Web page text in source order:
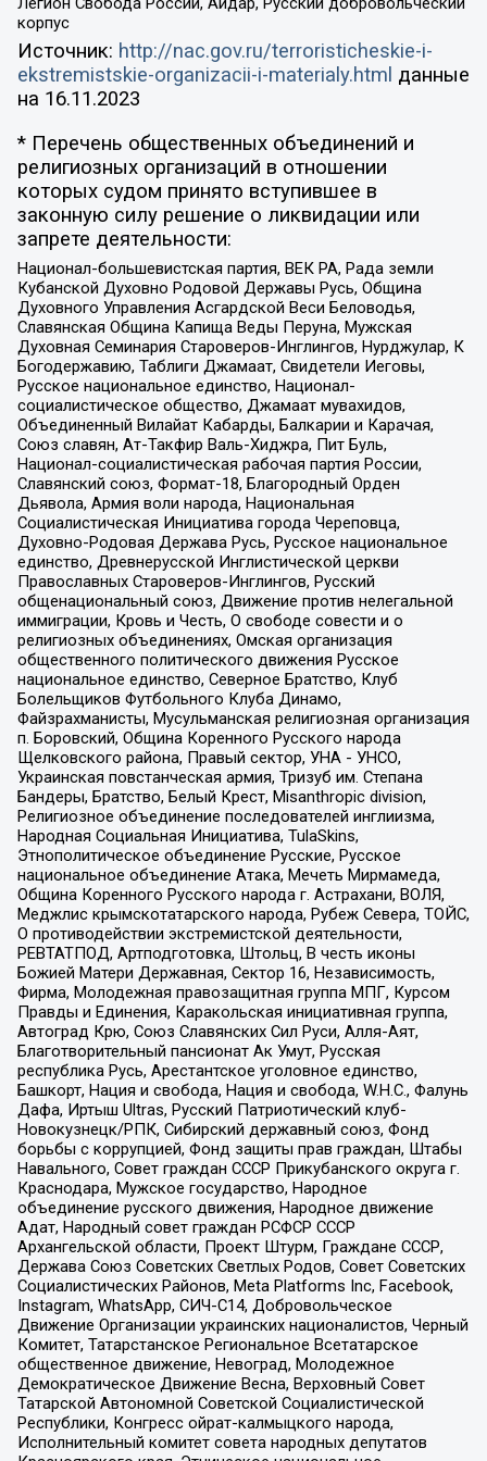
корпус
Источник: http://nac.gov.ru/terroristicheskie-i-
ekstremistskie-organizacii-i-materialy.html данные
на 16.11.2023
* Перечень общественных объединений и
религиозных организаций в отношении
которых судом принято вступившее в
законную силу решение о ликвидации или
запрете деятельности:
Национал-большевистская партия, ВЕК РА, Рада земли
Кубанской Духовно Родовой Державы Русь, Община
Духовного Управления Асгардской Веси Беловодья,
Славянская Община Капища Веды Перуна, Мужская
Духовная Семинария Староверов-Инглингов, Нурджулар, К
Богодержавию, Таблиги Джамаат, Свидетели Иеговы,
Русское национальное единство, Национал-
социалистическое общество, Джамаат мувахидов,
Объединенный Вилайат Кабарды, Балкарии и Карачая,
Союз славян, Ат-Такфир Валь-Хиджра, Пит Буль,
Национал-социалистическая рабочая партия России,
Славянский союз, Формат-18, Благородный Орден
Дьявола, Армия воли народа, Национальная
Социалистическая Инициатива города Череповца,
Духовно-Родовая Держава Русь, Русское национальное
единство, Древнерусской Инглистической церкви
Православных Староверов-Инглингов, Русский
общенациональный союз, Движение против нелегальной
иммиграции, Кровь и Честь, О свободе совести и о
религиозных объединениях, Омская организация
общественного политического движения Русское
национальное единство, Северное Братство, Клуб
Болельщиков Футбольного Клуба Динамо,
Файзрахманисты, Мусульманская религиозная организация
п. Боровский, Община Коренного Русского народа
Щелковского района, Правый сектор, УНА - УНСО,
Украинская повстанческая армия, Тризуб им. Степана
Бандеры, Братство, Белый Крест, Misanthropic division,
Религиозное объединение последователей инглиизма,
Народная Социальная Инициатива, TulaSkins,
Этнополитическое объединение Русские, Русское
национальное объединение Атака, Мечеть Мирмамеда,
Община Коренного Русского народа г. Астрахани, ВОЛЯ,
Меджлис крымскотатарского народа, Рубеж Севера, ТОЙС,
О противодействии экстремистской деятельности,
РЕВТАТПОД, Артподготовка, Штольц, В честь иконы
Божией Матери Державная, Сектор 16, Независимость,
Фирма, Молодежная правозащитная группа МПГ, Курсом
Правды и Единения, Каракольская инициативная группа,
Автоград Крю, Союз Славянских Сил Руси, Алля-Аят,
Благотворительный пансионат Ак Умут, Русская
республика Русь, Арестантское уголовное единство,
Башкорт, Нация и свобода, Нация и свобода, W.H.С., Фалунь
Дафа, Иртыш Ultras, Русский Патриотический клуб-
Новокузнецк/РПК, Сибирский державный союз, Фонд
борьбы с коррупцией, Фонд защиты прав граждан, Штабы
Навального, Совет граждан СССР Прикубанского округа г.
Краснодара, Мужское государство, Народное
объединение русского движения, Народное движение
Адат, Народный совет граждан РСФСР СССР
Архангельской области, Проект Штурм, Граждане СССР,
Держава Союз Советских Светлых Родов, Совет Советских
Социалистических Районов, Meta Platforms Inc, Facebook,
Instagram, WhatsApp, СИЧ-С14, Добровольческое
Движение Организации украинских националистов, Черный
Комитет, Татарстанское Региональное Всетатарское
общественное движение, Невоград, Молодежное
Демократическое Движение Весна, Верховный Совет
Татарской Автономной Советской Социалистической
Республики, Конгресс ойрат-калмыцкого народа,
Исполнительный комитет совета народных депутатов